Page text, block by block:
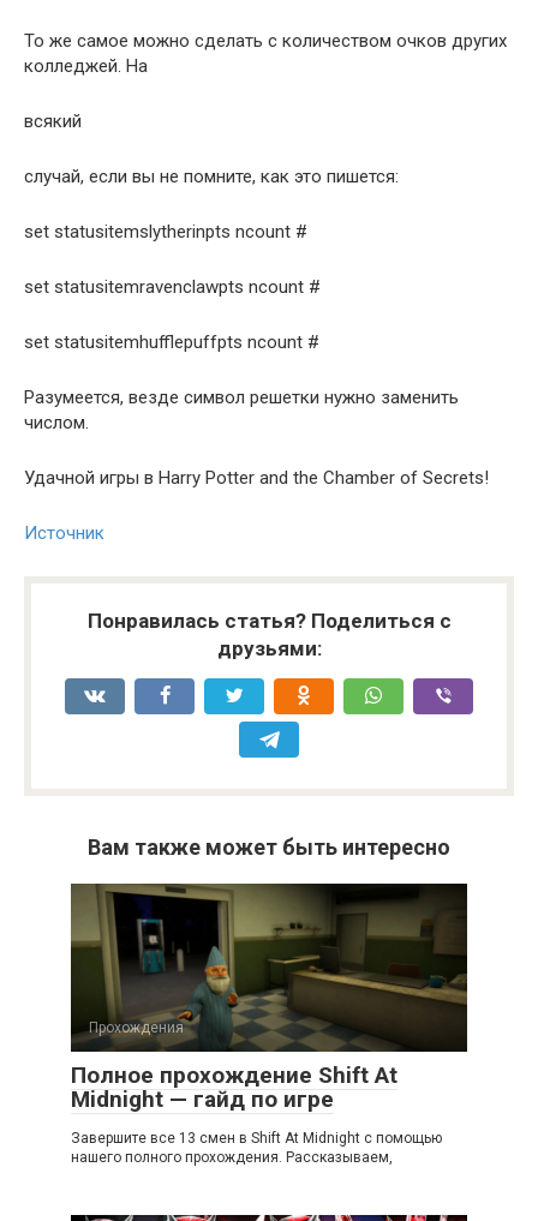
То же самое можно сделать с количеством очков других
колледжей. На
всякий
случай, если вы не помните, как это пишется:
set statusitemslytherinpts ncount #
set statusitemravenclawpts ncount #
set statusitemhufflepuffpts ncount #
Разумеется, везде символ решетки нужно заменить
числом.
Удачной игры в Harry Potter and the Chamber of Secrets!
Источник
Понравилась статья? Поделиться с
друзьями:
Вам также может быть интересно
Прохождения
Полное прохождение Shift At
Midnight — гайд по игре
Завершите все 13 смен в Shift At Midnight с помощью
нашего полного прохождения. Рассказываем,